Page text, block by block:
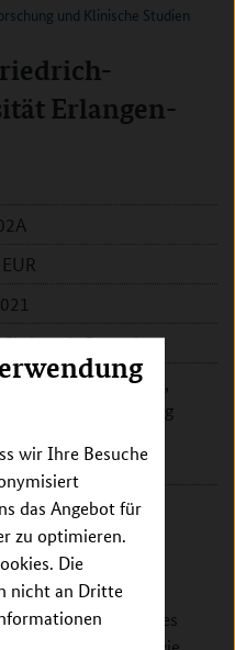
wir Ihre Besuche
das Angebot für
zu optimieren.
Die
nicht an Dritte
und Klinische Studien
Erlangen-
Ostgathe
Erlangen,
Abteilung
Sedierung in der
in Deutschland zu
und empirisch
werden, welches